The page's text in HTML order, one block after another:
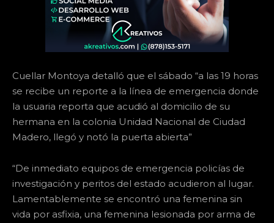
Cuellar Montoya detalló que el sábado “a las 19 horas
se recibe un reporte a la línea de emergencia donde
la usuaria reporta que acudió al domicilio de su
hermana en la colonia Unidad Nacional de Ciudad
Madero, llegó y notó la puerta abierta”
“De inmediato equipos de emergencia policías de
investigación y peritos del estado acudieron al lugar.
Lamentablemente se encontró una femenina sin
vida por asfixia, una femenina lesionada por arma de